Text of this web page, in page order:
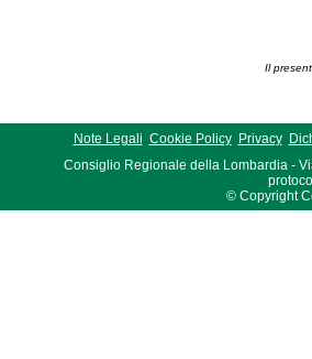
Il
Note Legali Cookie Policy Privacy
Consiglio Regionale della Lombardia -
© Copyright